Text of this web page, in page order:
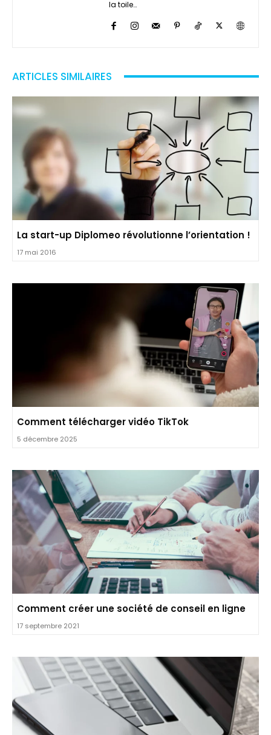
la toile…
ARTICLES SIMILAIRES
La start-up Diplomeo révolutionne l’orientation !
17 mai 2016
Comment télécharger vidéo TikTok
5 décembre 2025
Comment créer une société de conseil en ligne
17 septembre 2021